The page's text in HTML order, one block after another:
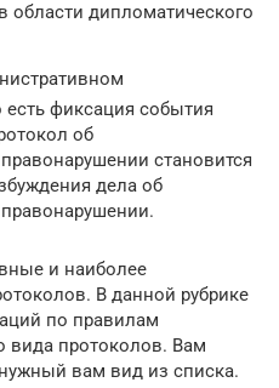
области дипломатического
фиксация события
об
становится
дела об
и наиболее
В данной рубрике
по правилам
вида протоколов. Вам
вам вид из списка.